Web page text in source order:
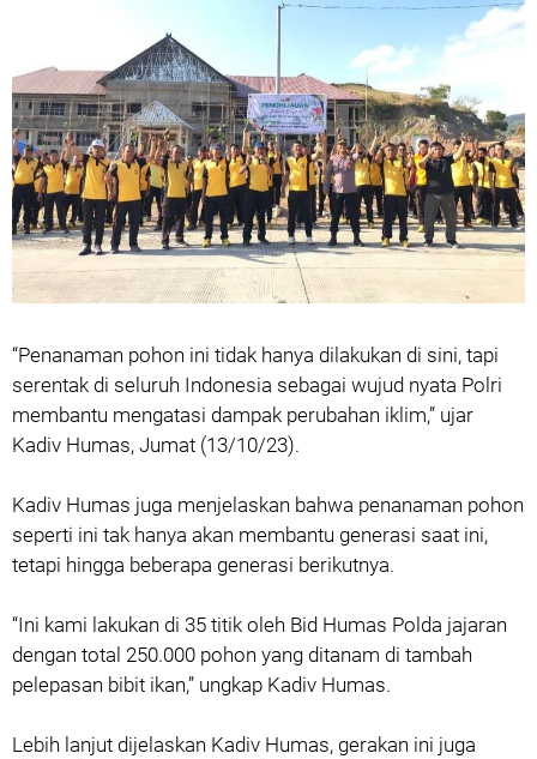
“Penanaman pohon ini tidak hanya dilakukan di sini, tapi
serentak di seluruh Indonesia sebagai wujud nyata Polri
membantu mengatasi dampak perubahan iklim,” ujar
Kadiv Humas, Jumat (13/10/23).
Kadiv Humas juga menjelaskan bahwa penanaman pohon
seperti ini tak hanya akan membantu generasi saat ini,
tetapi hingga beberapa generasi berikutnya.
“Ini kami lakukan di 35 titik oleh Bid Humas Polda jajaran
dengan total 250.000 pohon yang ditanam di tambah
pelepasan bibit ikan,” ungkap Kadiv Humas.
Lebih lanjut dijelaskan Kadiv Humas, gerakan ini juga